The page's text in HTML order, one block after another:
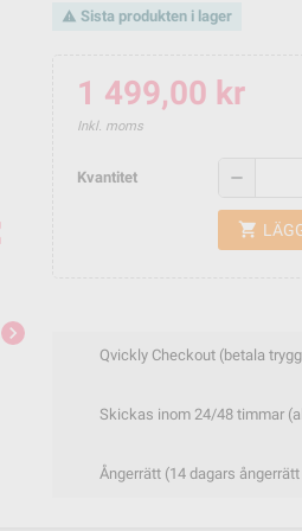
chevron_right
warning Sista produkten i lager
1 499,00 kr
Inkl. moms
Kvantitet remove
shopping_cart
Qvickly Checkout (betala
Skickas inom 24/48 timmar
Ångerrätt (14 dagars